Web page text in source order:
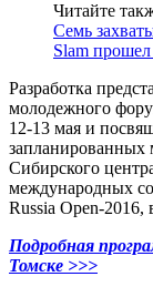
Читайте
Семь
Slam
Разработка
молодежного
12-13 мая и
запланированных
Сибирского
международных
Russia Open-2016,
Подробная
Томске >>>